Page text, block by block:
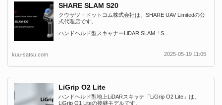
SHARE SLAM S20
クウサツ・ドットコム株式会社は、SHARE UAV Limitedの公
式代理店です。
ハンドヘルド型スキャナーLiDAR SLAM「S...
kuu-satsu.com 2025-05-19 11:05
LiGrip O2 Lite
ハンドヘルド型地上LiDARスキャナ「LiGrip O2 Lite」は、
LiGrip O1 Liteの後継モデルです。